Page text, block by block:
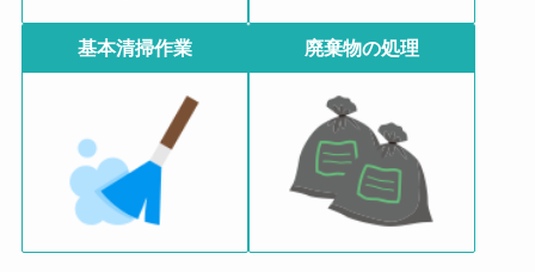
基本清掃作業 廃棄物の処理